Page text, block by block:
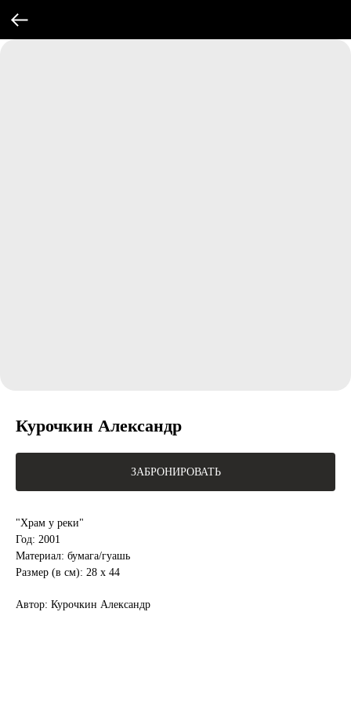
Курочкин Александр
ЗАБРОНИРОВАТЬ
"Храм у реки"
Год: 2001
Материал: бумага/гуашь
Размер (в см): 28 х 44
Автор: Курочкин Александр